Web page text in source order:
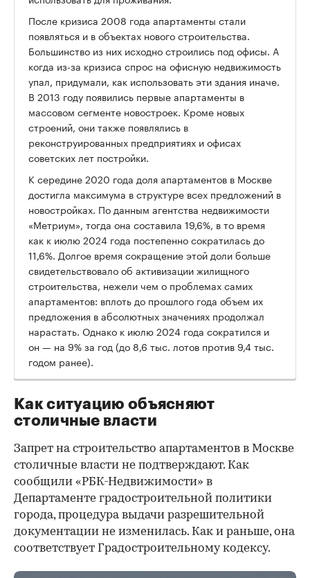
После кризиса 2008 года апартаменты стали
появляться и в объектах нового строительства.
Большинство из них исходно строились под офисы. А
когда из-за кризиса спрос на офисную недвижимость
упал, придумали, как использовать эти здания иначе.
В 2013 году появились первые апартаменты в
массовом сегменте новостроек. Кроме новых
строений, они также появлялись в
реконструированных предприятиях и офисах
советских лет постройки.
К середине 2020 года доля апартаментов в Москве
достигла максимума в структуре всех предложений в
новостройках. По данным агентства недвижимости
«Метриум», тогда она составила 19,6%, в то время
как к июлю 2024 года постепенно сократилась до
11,6%. Долгое время сокращение этой доли больше
свидетельствовало об активизации жилищного
строительства, нежели чем о проблемах самих
апартаментов: вплоть до прошлого года объем их
предложения в абсолютных значениях продолжал
нарастать. Однако к июлю 2024 года сократился и
он — на 9% за год (до 8,6 тыс. лотов против 9,4 тыс.
годом ранее).
Как ситуацию объясняют
столичные власти
Запрет на строительство апартаментов в Москве
столичные власти не подтверждают. Как
сообщили «РБК-Недвижимости» в
Департаменте градостроительной политики
города, процедура выдачи разрешительной
документации не изменилась. Как и раньше, она
соответствует Градостроительному кодексу.